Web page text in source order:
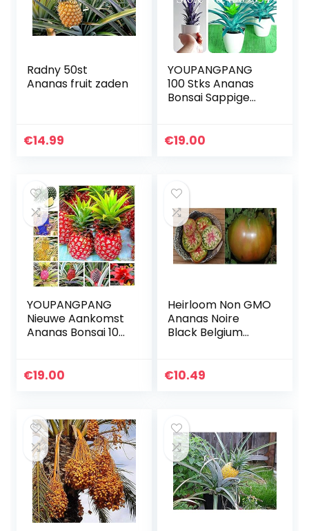
Radny 50st
Ananas fruit zaden
€14.99
YOUPANGPANG
100 Stks Ananas
Bonsai Sappige
Zeldzame
€19.00
YOUPANGPANG
Nieuwe Aankomst
Ananas Bonsai 100
Boom Fruit
€19.00
Heirloom Non GMO
Ananas Noire
Black Belgium
€10.49